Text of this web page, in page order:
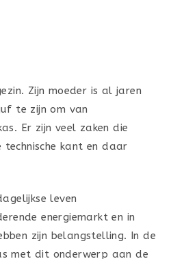
Zijn moeder is al jaren
te zijn om van
Er zijn veel zaken die
kant en daar
leven
energiemarkt en in
zijn belangstelling. In de
met dit onderwerp aan de